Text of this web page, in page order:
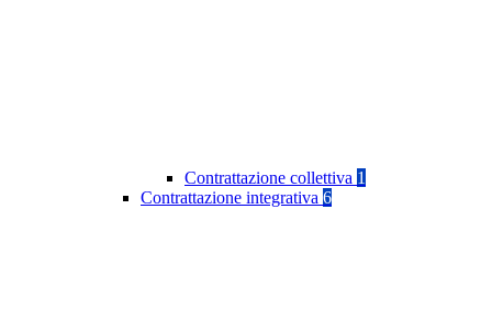
Contrattazione collettiva 1
Contrattazione integrativa 6